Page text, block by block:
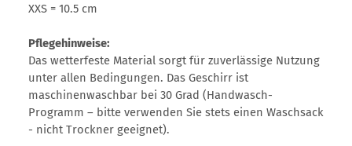
XXS = 10.5 cm
Pflegehinweise:
Das wetterfeste Material sorgt für zuverlässige Nutzung
unter allen Bedingungen. Das Geschirr ist
maschinenwaschbar bei 30 Grad (Handwasch-
Programm – bitte verwenden Sie stets einen Waschsack
- nicht Trockner geeignet).